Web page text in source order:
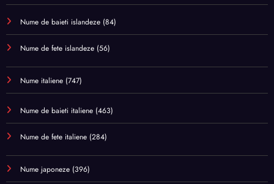
Nume de baieti islandeze (84)
Nume de fete islandeze (56)
Nume italiene (747)
Nume de baieti italiene (463)
Nume de fete italiene (284)
Nume japoneze (396)